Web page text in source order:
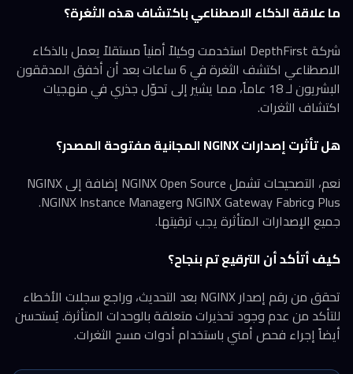
ما علاقة الذكاء الاصطناعي باكتشاف هذه الثغرة؟
شركة DepthFirst استخدمت وكيلاً أمنياً مستقلاً يعمل بالذكاء
الاصطناعي اكتشف الثغرة في 6 ساعات بعد أن أخفق المدققون
البشريون لـ 18 عاماً، مما يشير إلى تحوّل جذري في منهجيات
اكتشاف الثغرات.
هل تأثرت إصدارات NGINX المجانية مفتوحة المصدر؟
نعم، التصحيحات تشمل NGINX Open Source إضافة إلى NGINX
Plus وNGINX Gateway Fabric وNGINX Instance Manager.
جميع الإصدارات المتأثرة يجب ترقيتها.
كيف أتأكد أن الترقيع تم بنجاح؟
تحقق من رقم إصدار NGINX بعد التحديث، وراجع سجلات الأخطاء
للتأكد من عدم وجود تحذيرات متعلقة بالوحدات المتأثرة. يُستحسن
أيضاً إجراء فحص أمني باستخدام أدوات مسح الثغرات.